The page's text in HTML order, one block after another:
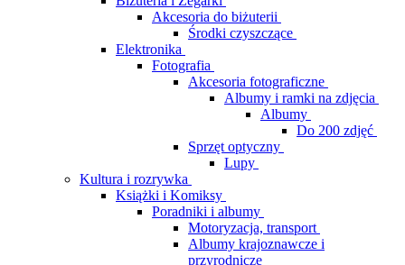
Akcesoria do biżuterii
Środki czyszczące
Elektronika
Fotografia
Akcesoria fotograficzne
Albumy i ramki na zdjęcia
Albumy
Do 200 zdjęć
Sprzęt optyczny
Lupy
Kultura i rozrywka
Książki i Komiksy
Poradniki i albumy
Motoryzacja, transport
Albumy krajoznawcze i
przyrodnicze